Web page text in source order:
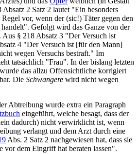
2 Satz 2 lautet "Ein besonders
vor, wenn der (sic!) Täter gegen den
Gefolgt wird das Ganze von der
Aus § 218 Absatz 3 "Der Versuch ist
4 "Der Versuch ist [für den Mann]
wegen Versuchs bestraft." Im
tatsächlich "Frau". In der bislang letzten
das allzu Offensichtliche korrigiert
Die Schwangere wird nicht wegen
Abtreibung wurde extra ein Paragraph
eingeführt, welche besagt, dass der
dadurch) nicht verwirklicht ist, wenn
verlangt und dem Arzt durch eine
Abs. 2 Satz 2 nachgewiesen hat, dass sie
vor dem Eingriff hat beraten lassen".